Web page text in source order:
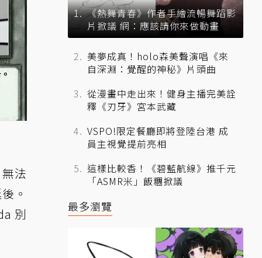
法
。
別
《熱舞青春》作者手繪流暢舞蹈影
片掀議 網：應該請你來做動畫
美夢成真！holo森美聲演唱《來
自深淵：覺醒的神秘》片頭曲
從漫畫中走出來！健身主播完美詮
釋《刃牙》宮本武藏
VSPO!限定餐廳即將登陸台港 成
員主視覺提前亮相
這樣比較香！《碧藍航線》推千元
「ASMR米」飯糰掀議
最多瀏覽